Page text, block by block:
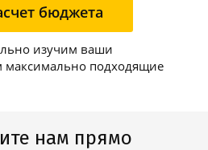
бюджета
изучим ваши
подходящие
нам прямо